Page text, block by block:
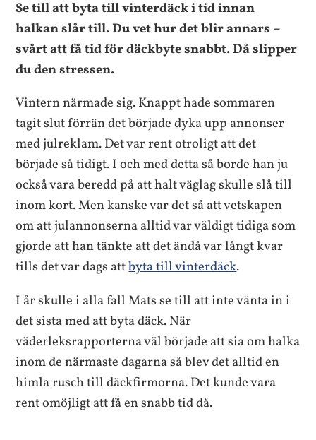
Se till att byta till vinterdäck i tid innan
halkan slår till. Du vet hur det blir annars –
svårt att få tid för däckbyte snabbt. Då slipper
du den stressen.
Vintern närmade sig. Knappt hade sommaren
tagit slut förrän det började dyka upp annonser
med julreklam. Det var rent otroligt att det
började så tidigt. I och med detta så borde han ju
också vara beredd på att halt väglag skulle slå till
inom kort. Men kanske var det så att vetskapen
om att julannonserna alltid var väldigt tidiga som
gjorde att han tänkte att det ändå var långt kvar
tills det var dags attbyta till vinterdäck.
I år skulle i alla fall Mats se till att inte vänta in i
det sista med att byta däck. När
väderleksrapporterna väl började att sia om halka
inom de närmaste dagarna så blev det alltid en
himla rusch till däckfirmorna. Det kunde vara
rent omöjligt att få en snabb tid då.